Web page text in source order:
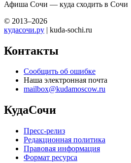
Афиша Сочи — куда сходить в Сочи
© 2013–2026
кудасочи.ру | kuda-sochi.ru
Контакты
Сообщить об ошибке
Наша электронная почта
mailbox@kudamoscow.ru
КудаСочи
Пресс-релиз
Редакционная политика
Правовая информация
Формат ресурса